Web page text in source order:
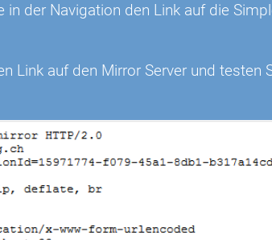
in der Navigation den Link auf die
Link auf den Mirror Server und